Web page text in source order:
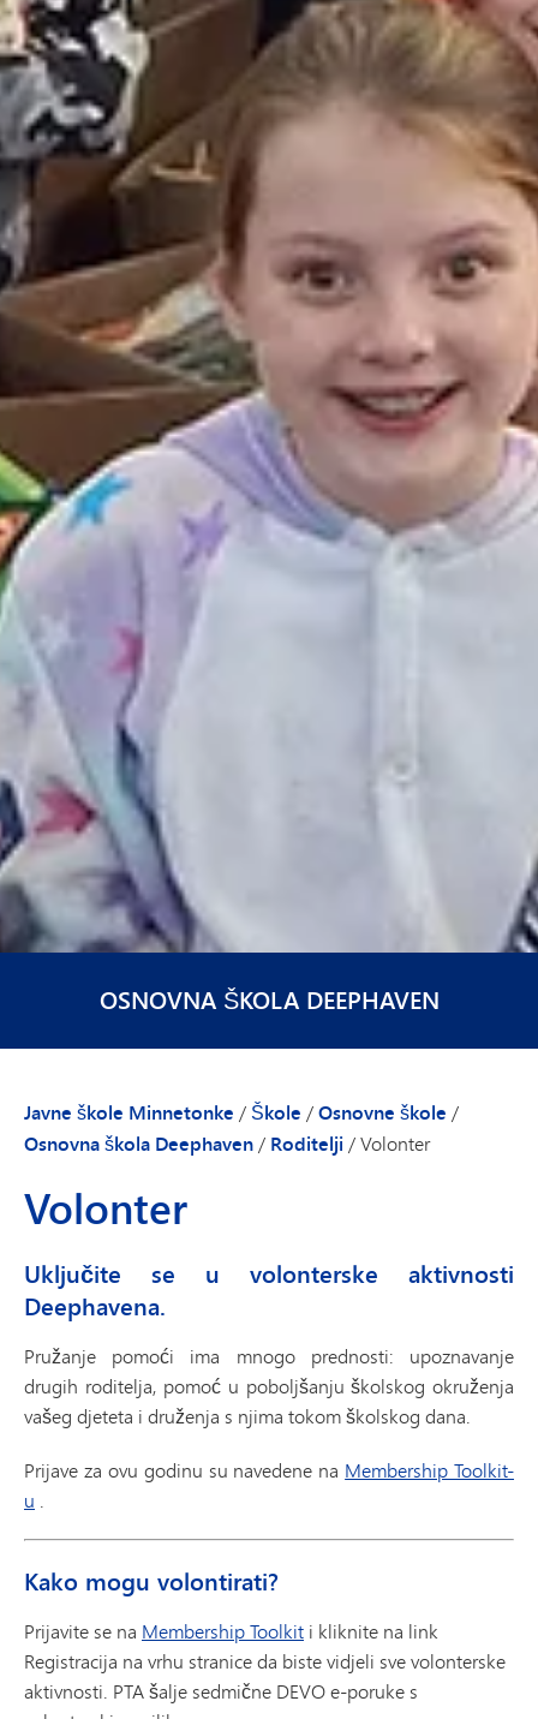
OSNOVNA ŠKOLA DEEPHAVEN
Javne škole Minnetonke / Škole /Osnovne škole /
Osnovna škola Deephaven / Roditelji /Volonter
Volonter
Uključite se u volonterske aktivnosti
Deephavena.
Pružanje pomoći ima mnogo prednosti: upoznavanje
drugih roditelja, pomoć u poboljšanju školskog okruženja
vašeg djeteta i druženja s njima tokom školskog dana.
Prijave za ovu godinu su navedene na Membership Toolkit-
u
Kako mogu volontirati?
Prijavite se na Membership Toolkit i kliknite na link
Registracija na vrhu stranice da biste vidjeli sve volonterske
aktivnosti. PTA šalje sedmične DEVO e-poruke s